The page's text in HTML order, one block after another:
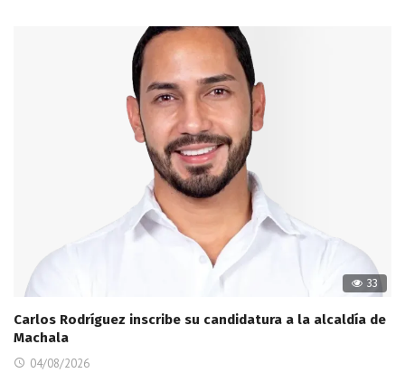
33
Carlos Rodríguez inscribe su candidatura a la alcaldía de
Machala
04/08/2026